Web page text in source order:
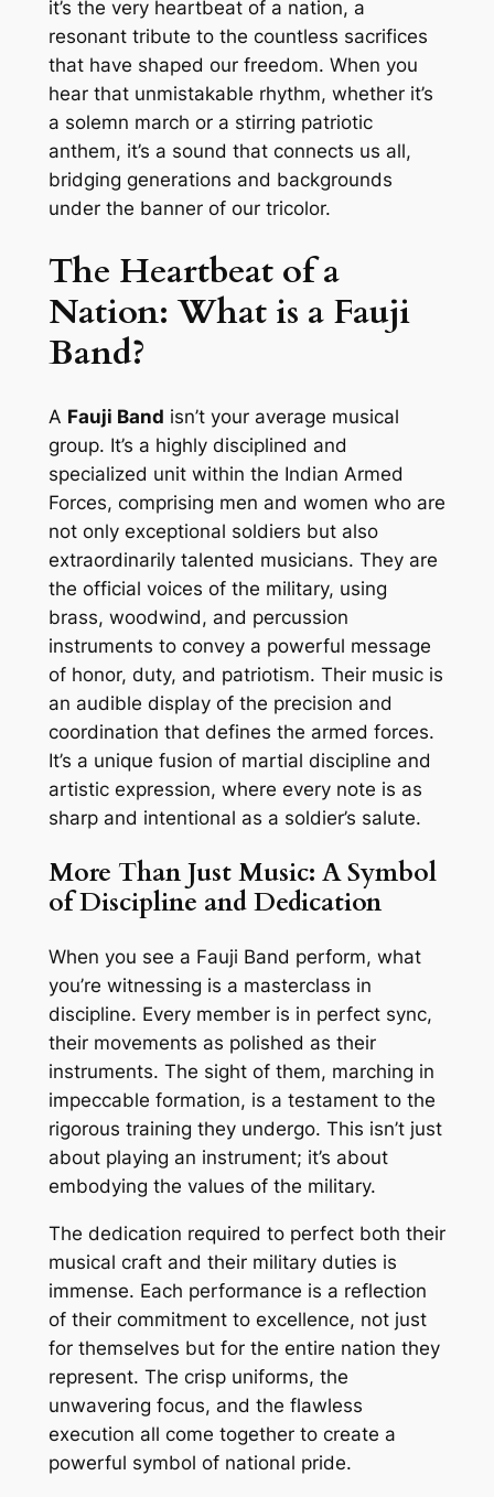
it’s the very heartbeat of a nation, a
resonant tribute to the countless sacrifices
that have shaped our freedom. When you
hear that unmistakable rhythm, whether it’s
a solemn march or a stirring patriotic
anthem, it’s a sound that connects us all,
bridging generations and backgrounds
under the banner of our tricolor.
The Heartbeat of a
Nation: What is a Fauji
Band?
A Fauji Band isn’t your average musical
group. It’s a highly disciplined and
specialized unit within the Indian Armed
Forces, comprising men and women who are
not only exceptional soldiers but also
extraordinarily talented musicians. They are
the official voices of the military, using
brass, woodwind, and percussion
instruments to convey a powerful message
of honor, duty, and patriotism. Their music is
an audible display of the precision and
coordination that defines the armed forces.
It’s a unique fusion of martial discipline and
artistic expression, where every note is as
sharp and intentional as a soldier’s salute.
More Than Just Music: A Symbol
of Discipline and Dedication
When you see a Fauji Band perform, what
you’re witnessing is a masterclass in
discipline. Every member is in perfect sync,
their movements as polished as their
instruments. The sight of them, marching in
impeccable formation, is a testament to the
rigorous training they undergo. This isn’t just
about playing an instrument; it’s about
embodying the values of the military.
The dedication required to perfect both their
musical craft and their military duties is
immense. Each performance is a reflection
of their commitment to excellence, not just
for themselves but for the entire nation they
represent. The crisp uniforms, the
unwavering focus, and the flawless
execution all come together to create a
powerful symbol of national pride.